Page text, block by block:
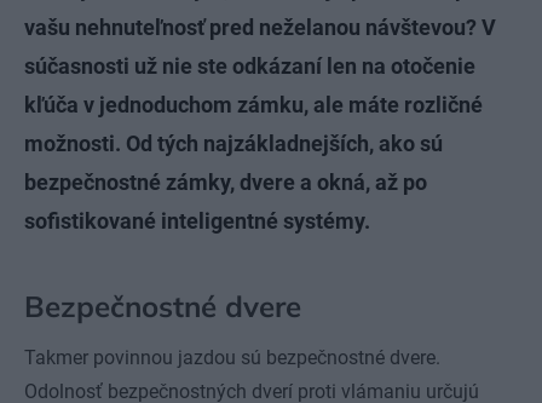
vašu nehnuteľnosť pred neželanou návštevou? V
súčasnosti už nie ste odkázaní len na otočenie
kľúča v jednoduchom zámku, ale máte rozličné
možnosti. Od tých najzákladnejších, ako sú
bezpečnostné zámky, dvere a okná, až po
sofistikované inteligentné systémy.
Bezpečnostné dvere
Takmer povinnou jazdou sú bezpečnostné dvere.
Odolnosť bezpečnostných dverí proti vlámaniu určujú